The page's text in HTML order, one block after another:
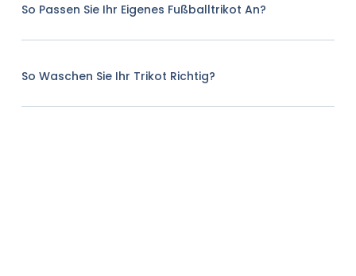
So Passen Sie Ihr Eigenes Fußballtrikot An?
So Waschen Sie Ihr Trikot Richtig?